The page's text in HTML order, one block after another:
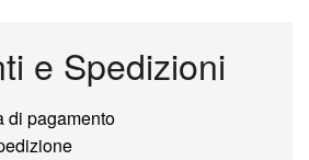
e Spedizioni
di pagamento